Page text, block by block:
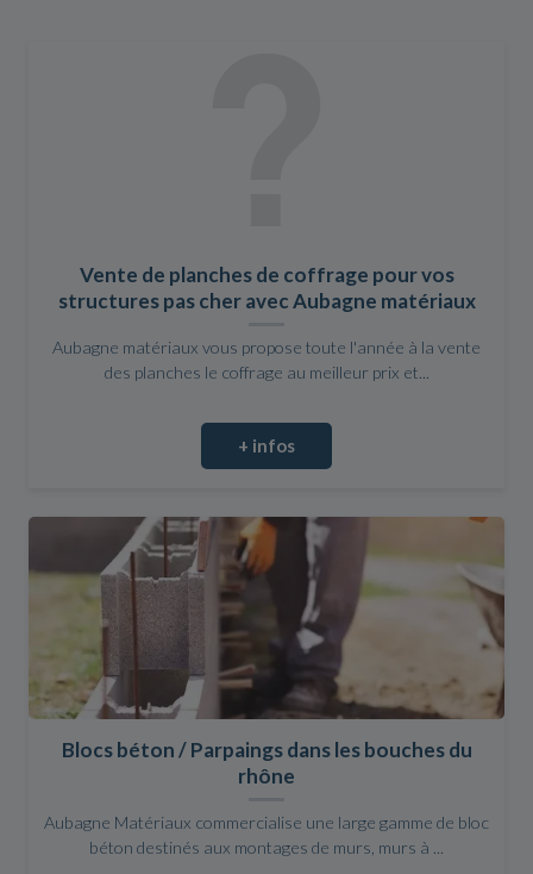
Vente de planches de coffrage pour vos
structures pas cher avec Aubagne matériaux
Aubagne matériaux vous propose toute l'année à la vente
des planches le coffrage au meilleur prix et...
+ infos
Blocs béton / Parpaings dans les bouches du
rhône
Aubagne Matériaux commercialise une large gamme de bloc
béton destinés aux montages de murs, murs à ...